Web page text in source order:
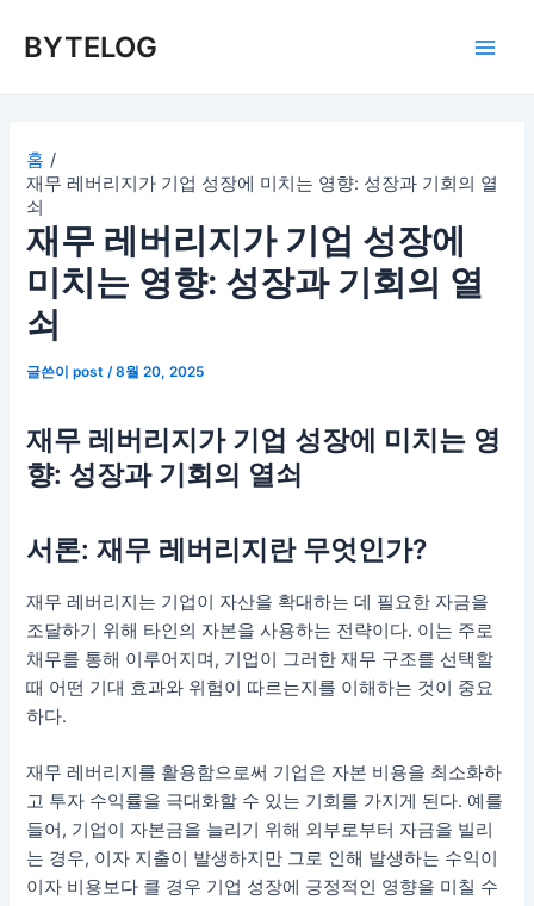
BYTELOG
홈
재무 레버리지가 기업 성장에 미치는 영향: 성장과 기회의 열
쇠
재무 레버리지가 기업 성장에
미치는 영향: 성장과 기회의 열
쇠
글쓴이post /8월 20, 2025
재무 레버리지가 기업 성장에 미치는 영
향: 성장과 기회의 열쇠
서론: 재무 레버리지란 무엇인가?
재무 레버리지는 기업이 자산을 확대하는 데 필요한 자금을
조달하기 위해 타인의 자본을 사용하는 전략이다. 이는 주로
채무를 통해 이루어지며, 기업이 그러한 재무 구조를 선택할
때 어떤 기대 효과와 위험이 따르는지를 이해하는 것이 중요
하다.
재무 레버리지를 활용함으로써 기업은 자본 비용을 최소화하
고 투자 수익률을 극대화할 수 있는 기회를 가지게 된다. 예를
들어, 기업이 자본금을 늘리기 위해 외부로부터 자금을 빌리
는 경우, 이자 지출이 발생하지만 그로 인해 발생하는 수익이
이자 비용보다 클 경우 기업 성장에 긍정적인 영향을 미칠 수